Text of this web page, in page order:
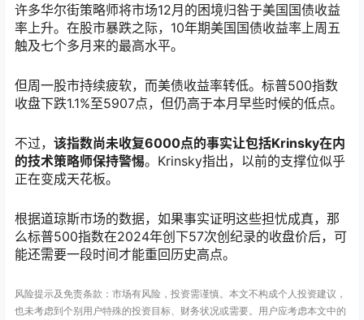
许多华尔街策略师将市场12月的困境归咎于美国国债收益
率上升。在股市暴跌之际，10年期美国国债收益率上周五
触及七个多月来的最高水平。
但周一股市持续疲软，而美债收益率转低。标普500指数
收盘下跌1.1%至5907点，但仍高于本月早些时候的低点。
不过， 该指数尚未收复6000点的事实让包括Krinsky在内
的技术策略师保持警惕。Krinsky指出，以前的支撑位似乎
正在变成天花板。
根据道琼斯市场的数据，如果事实证明这些担忧成真，那
么标普500指数在2024年创下57次创纪录的收盘价后，可
能还需要一段时间才能重回历史高点。
风险提示及免责条款：市场有风险，投资需谨慎。本文不构成个人投资建议，
也未考虑到个别用户特殊的投资目标、财务状况或需要。用户应考虑本文中的